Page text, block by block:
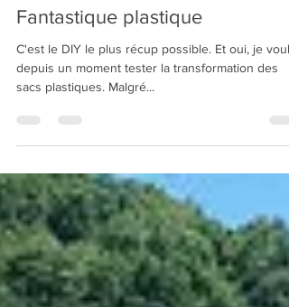
24 sept. 2018
2 min de lecture
Fantastique plastique
C'est le DIY le plus récup possible. Et oui, je
depuis un moment tester la transformation des
sacs plastiques. Malgré...